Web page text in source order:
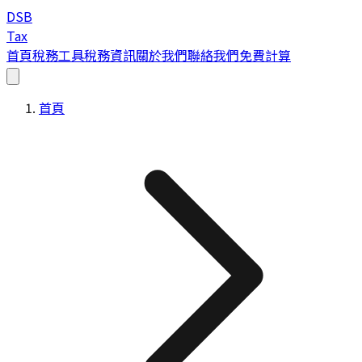
DSB
Tax
首頁稅務工具稅務資訊關於我們聯絡我們免費計算
首頁